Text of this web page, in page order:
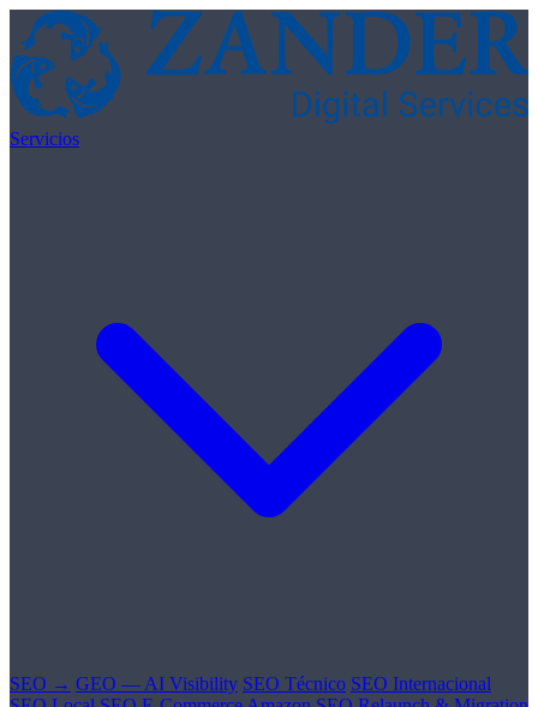
Skip to content
Servicios
SEO → GEO — AI Visibility SEO Técnico SEO Internacional